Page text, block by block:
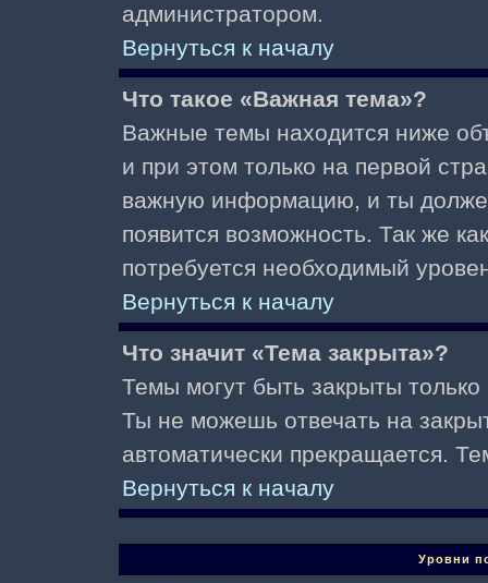
администратором.
Вернуться к началу
Что такое «Важная тема»?
Важные темы находится ниже
и при этом только на первой
важную информацию, и ты
появится возможность. Так же
потребуется необходимый
Вернуться к началу
Что значит «Тема закрыта»?
Темы могут быть закрыты
Ты не можешь отвечать на
автоматически прекращается.
Вернуться к началу
Уровни